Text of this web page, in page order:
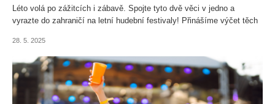
Léto volá po zážitcích i zábavě. Spojte tyto dvě věci v jedno a
vyrazte do zahraničí na letní hudební festivaly! Přinášíme výčet těch
28. 5. 2025